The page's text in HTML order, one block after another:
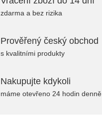
zdarma a bez rizika
Prověřený český obchod
s kvalitními produkty
Nakupujte kdykoli
máme otevřeno 24 hodin denně